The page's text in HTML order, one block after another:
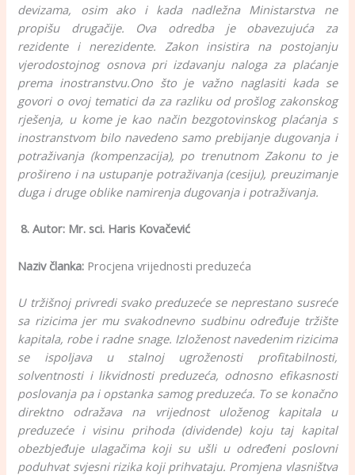
devizama, osim ako i kada nadležna Ministarstva ne
propišu drugačije. Ova odredba je obavezujuća za
rezidente i nerezidente. Zakon insistira na postojanju
vjerodostojnog osnova pri izdavanju naloga za plaćanje
prema inostranstvu.Ono što je važno naglasiti kada se
govori o ovoj tematici da za razliku od prošlog zakonskog
rješenja, u kome je kao način bezgotovinskog plaćanja s
inostranstvom bilo navedeno samo prebijanje dugovanja i
potraživanja (kompenzacija), po trenutnom Zakonu to je
prošireno i na ustupanje potraživanja (cesiju), preuzimanje
duga i druge oblike namirenja dugovanja i potraživanja.
8. Autor: Mr. sci. Haris Kovačević
Naziv članka: Procjena vrijednosti preduzeća
U tržišnoj privredi svako preduzeće se neprestano susreće
sa rizicima jer mu svakodnevno sudbinu određuje tržište
kapitala, robe i radne snage. Izloženost navedenim rizicima
se ispoljava u stalnoj ugroženosti profitabilnosti,
solventnosti i likvidnosti preduzeća, odnosno efikasnosti
poslovanja pa i opstanka samog preduzeća. To se konačno
direktno odražava na vrijednost uloženog kapitala u
preduzeće i visinu prihoda (dividende) koju taj kapital
obezbjeđuje ulagačima koji su ušli u određeni poslovni
poduhvat svjesni rizika koji prihvataju. Promjena vlasništva